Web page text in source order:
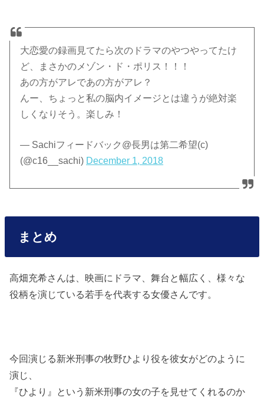
大恋愛の録画見てたら次のドラマのやつやってたけ
ど、まさかのメゾン・ド・ポリス！！！
あの方がアレであの方がアレ？
んー、ちょっと私の脳内イメージとは違うが絶対楽
しくなりそう。楽しみ！
— Sachiフィードバック@長男は第二希望(c)
(@c16__sachi) December 1, 2018
まとめ
高畑充希さんは、映画にドラマ、舞台と幅広く、様々な
役柄を演じている若手を代表する女優さんです。
今回演じる新米刑事の牧野ひより役を彼女がどのように
演じ、
『ひより』という新米刑事の女の子を見せてくれるのか